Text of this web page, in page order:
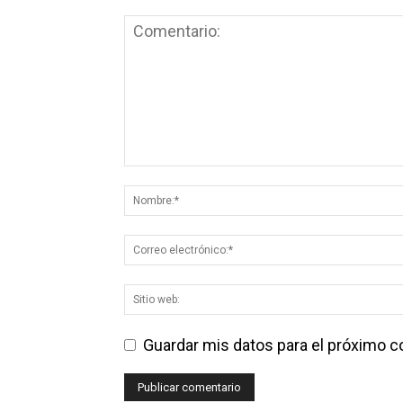
Guardar mis datos para el próximo